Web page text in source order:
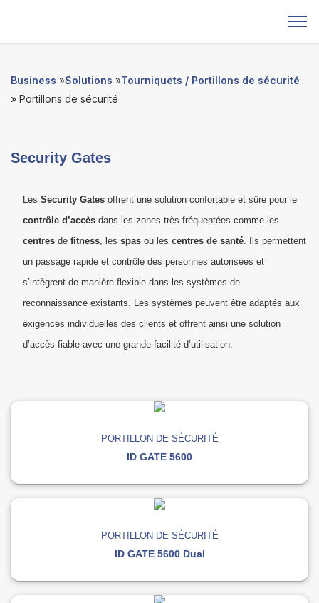
Business »Solutions »Tourniquets / Portillons de sécurité
» Portillons de sécurité
Security Gates
Les Security Gates offrent une solution confortable et sûre pour le
contrôle d’accès dans les zones très fréquentées comme les
centres de fitness, les spas ou les centres de santé. Ils permettent
un passage rapide et contrôlé des personnes autorisées et
s’intègrent de manière flexible dans les systèmes de
reconnaissance existants. Les systèmes peuvent être adaptés aux
exigences individuelles des clients et offrent ainsi une solution
d’accès fiable avec une grande facilité d’utilisation.
PORTILLON DE SÉCURITÉ
ID GATE 5600
PORTILLON DE SÉCURITÉ
ID GATE 5600 Dual